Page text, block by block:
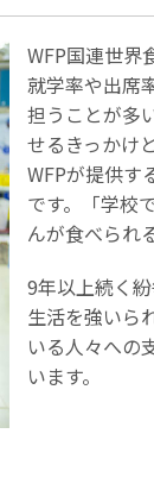
WFP国連世界
就学率や出席
担うことが多
せるきっかけ
WFPが提供す
です。「学校
んが食べられ
9年以上続く
生活を強いら
いる人々への
います。